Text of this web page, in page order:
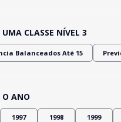
UMA CLASSE NÍVEL 3
Balanceados Até 15
O ANO
1997 1998 1999